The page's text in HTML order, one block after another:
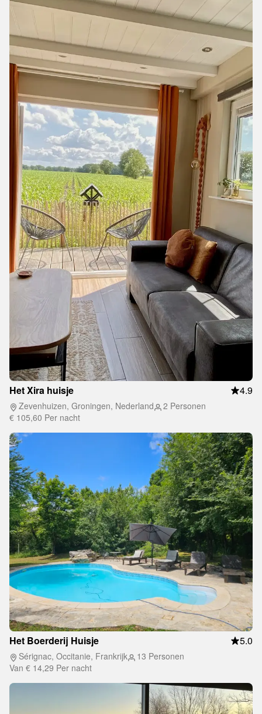
Het Xira huisje 4.9
Zevenhuizen, Groningen, Nederland
2 Personen
€ 105,60 Per nacht
Het Boerderij Huisje 5.0
Sérignac, Occitanie, Frankrijk
13 Personen
Van € 14,29 Per nacht